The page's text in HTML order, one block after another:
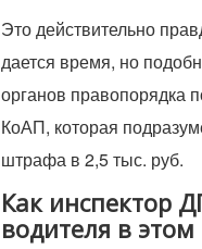
Это действительно
дается время, но
органов правопорядка
КоАП, которая
штрафа в 2,5 тыс. руб.
Как инспектор
водителя в этом